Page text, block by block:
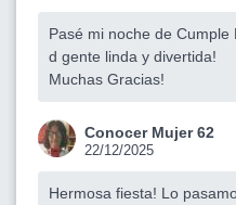
Pasé mi noche de Cumple
d gente linda y divertida!
Muchas Gracias!
Conocer Mujer 62
22/12/2025
Hermosa fiesta! Lo